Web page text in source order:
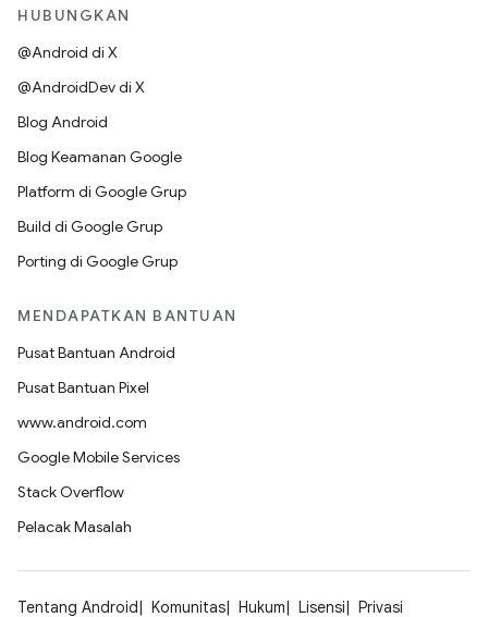
HUBUNGKAN
@Android di X
@AndroidDev di X
Blog Android
Blog Keamanan Google
Platform di Google Grup
Build di Google Grup
Porting di Google Grup
MENDAPATKAN BANTUAN
Pusat Bantuan Android
Pusat Bantuan Pixel
www.android.com
Google Mobile Services
Stack Overflow
Pelacak Masalah
Tentang Android Komunitas Hukum Lisensi Privasi